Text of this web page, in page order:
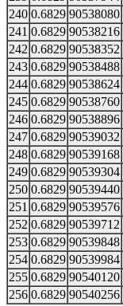
240 0.6829 90538080
241 0.6829 90538216
242 0.6829 90538352
243 0.6829 90538488
244 0.6829 90538624
245 0.6829 90538760
246 0.6829 90538896
247 0.6829 90539032
248 0.6829 90539168
249 0.6829 90539304
250 0.6829 90539440
251 0.6829 90539576
252 0.6829 90539712
253 0.6829 90539848
254 0.6829 90539984
255 0.6829 90540120
256 0.6829 90540256